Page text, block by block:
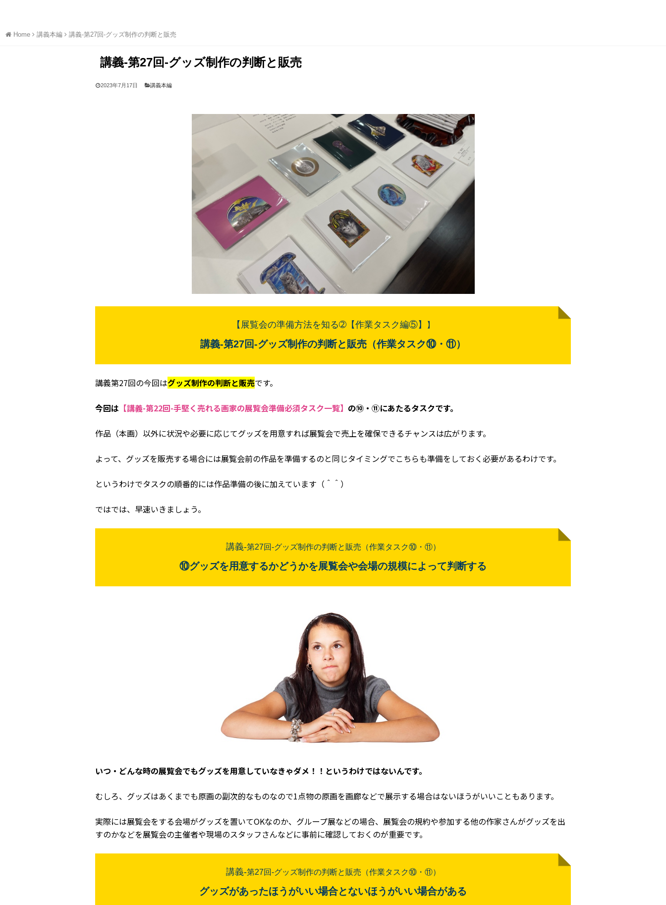
Home 講義本編 講義-第27回-グッズ制作の判断と販売
講義-第27回-グッズ制作の判断と販売
2023年7月17日 講義本編
【展覧会の準備方法を知る➁【作業タスク編⑤】 】
講義-第27回-グッズ制作の判断と販売（作業タスク⑩・⑪）
講義第27回の今回はグッズ制作の判断と販売です。
今回は 【講義-第22回-手堅く売れる画家の展覧会準備必須タスク一覧】 の⑩・⑪にあたるタスクです。
作品（本画）以外に状況や必要に応じてグッズを用意すれば展覧会で売上を確保できるチャンスは広がります。
よって、グッズを販売する場合には展覧会前の作品を準備するのと同じタイミングでこちらも準備をしておく必要があるわけです。
というわけでタスクの順番的には作品準備の後に加えています（＾＾）
ではでは、早速いきましょう。
講義-第27回-グッズ制作の判断と販売（作業タスク⑩・⑪）
⑩グッズを用意するかどうかを展覧会や会場の規模によって判断する
いつ・どんな時の展覧会でもグッズを用意していなきゃダメ！！というわけではないんです。
むしろ、グッズはあくまでも原画の副次的なものなので1点物の原画を画廊などで展示する場合はないほうがいいこともあります。
実際には展覧会をする会場がグッズを置いてOKなのか、グループ展などの場合、展覧会の規約や参加する他の作家さんがグッズを出
すのかなどを展覧会の主催者や現場のスタッフさんなどに事前に確認しておくのが重要です。
講義-第27回-グッズ制作の判断と販売（作業タスク⑩・⑪）
グッズがあったほうがいい場合とないほうがいい場合がある